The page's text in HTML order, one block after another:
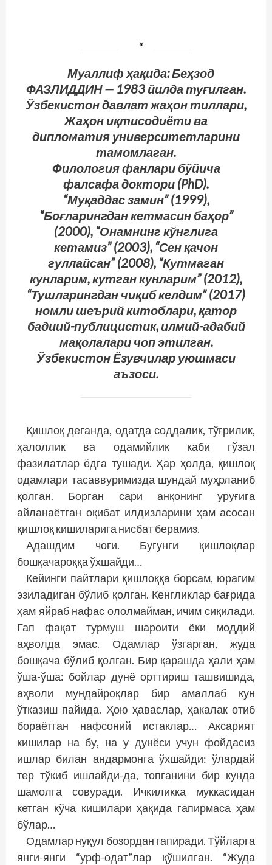
Муаллиф ҳақида: Беҳзод
ФАЗЛИДДИН — 1983 йилда туғилган.
Ўзбекистон давлат жаҳон тиллари,
Жаҳон иқтисодиёти ва
дипломатия университетларини
тамомлаган.
Филология фанлари бўйича
фалсафа доктори (PhD).
“Муқаддас замин” (1999),
“Боғларингдан кетмасин баҳор”
(2000), “Онамнинг кўнглига
кетамиз” (2003), “Сен қачон
гуллайсан” (2008), “Кутмаган
кунларим, кутган кунларим” (2012),
“Тушларингдан чиқиб келдим” (2017)
номли шеърий китоблари, қатор
бадиий-публицистик, илмий-адабий
мақолалари чоп этилган.
Ўзбекистон Ёзувчилар уюшмаси
аъзоси.
Қишлоқ деганда, одатда соддалик, тўғрилик,
ҳалоллик ва одамийлик каби гўзал
фазилатлар ёдга тушади. Ҳар ҳолда, қишлоқ
одамлари тасаввуримизда шундай муҳрланиб
қолган. Борган сари анқонинг уруғига
айланаётган оқибат илдизларини ҳам асосан
қишлоқ кишиларига нисбат берамиз.
Адашдим чоғи. Бугунги қишлоқлар
бошқачароққа ўхшайди…
Кейинги пайтлари қишлоққа борсам, юрагим
эзиладиган бўлиб қолган. Кенгликлар бағрида
ҳам яйраб нафас ололмайман, ичим сиқилади.
Гап фақат турмуш шароити ёки моддий
аҳволда эмас. Одамлар ўзгарган, жуда
бошқача бўлиб қолган. Бир қарашда ҳали ҳам
ўша-ўша: бойлар дунё орттириш ташвишида,
аҳволи мундайроқлар бир амаллаб кун
ўтказиш пайида. Ҳою ҳаваслар, ҳакалак отиб
бораётган нафсоний истаклар… Аксарият
кишилар на бу, на у дунёси учун фойдасиз
ишлар билан андармонга ўхшайди: ўлардай
тер тўкиб ишлайди-да, топганини бир кунда
шамолга совуради. Ичкиликка муккасидан
кетган кўча кишилари ҳақида гапирмаса ҳам
бўлар…
Одамлар нуқул бозордан гапиради. Тўйларга
янги-янги “урф-одат”лар қўшилган. “Жуда